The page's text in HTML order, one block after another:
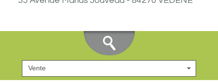
Vente